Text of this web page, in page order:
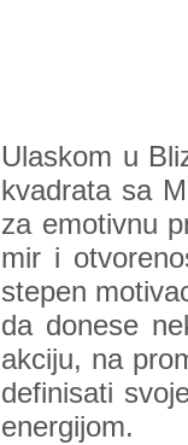
Ulaskom u
kvadrata sa
za emotivnu
mir i
stepen
da donese
akciju, na
definisati
energijom.